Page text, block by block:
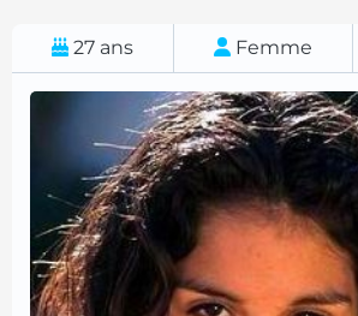
27 ans Femme